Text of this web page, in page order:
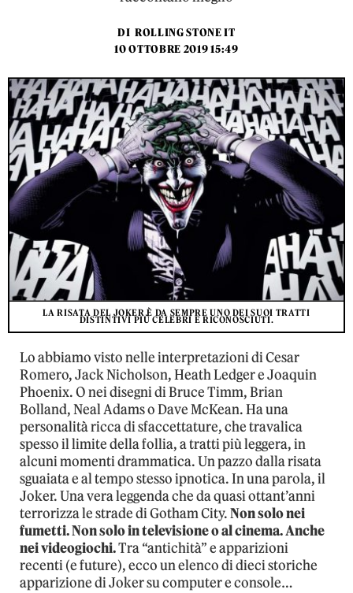
DI ROLLING STONE IT
10 OTTOBRE 2019 15:49
LA RISATA DEL JOKER È DA SEMPRE UNO DEI SUOI TRATTI
DISTINTIVI PIÙ CELEBRI E RICONOSCIUTI.
Lo abbiamo visto nelle interpretazioni di Cesar
Romero, Jack Nicholson, Heath Ledger e Joaquin
Phoenix. O nei disegni di Bruce Timm, Brian
Bolland, Neal Adams o Dave McKean. Ha una
personalità ricca di sfaccettature, che travalica
spesso il limite della follia, a tratti più leggera, in
alcuni momenti drammatica. Un pazzo dalla risata
sguaiata e al tempo stesso ipnotica. In una parola, il
Joker. Una vera leggenda che da quasi ottant’anni
terrorizza le strade di Gotham City.Non solo nei
fumetti. Non solo in televisione o al cinema. Anche
nei videogiochi.Tra “antichità” e apparizioni
recenti (e future), ecco un elenco di dieci storiche
apparizione di Joker su computer e console…